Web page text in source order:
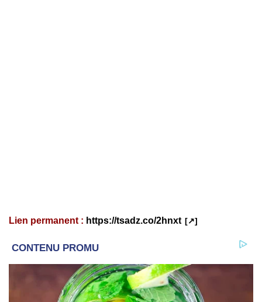
Lien permanent : https://tsadz.co/2hnxt